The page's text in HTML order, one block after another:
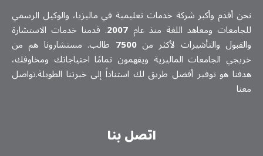
نحن أقدم وأكبر شركة خدمات تعلیمیة في ماليزيا، والوكيل الرسمي
للجامعات ومعاهد اللغة منذ عام 2007. قدمنا خدمات الاستشارة
والقبول والتأشيرات لأكثر من7500 طالب. مستشارونا هم من
خريجي الجامعات الماليزية ويفهمون تمامًا احتياجاتك ومخاوفك،
هدفنا هو توفير أفضل طريق لك استناداً إلى خبرتنا الطويلة.تواصل
معنا
اتصل بنا